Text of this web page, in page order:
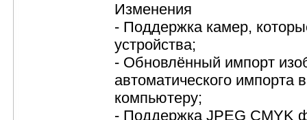
Изменения
- Поддержка камер,
устройства;
- Обновлённый импорт
автоматического
компьютеру;
- Поддержка JPEG CMYK